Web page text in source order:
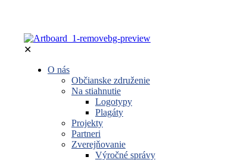
✕
O nás
Občianske združenie
Na stiahnutie
Logotypy
Plagáty
Projekty
Partneri
Zverejňovanie
Výročné správy